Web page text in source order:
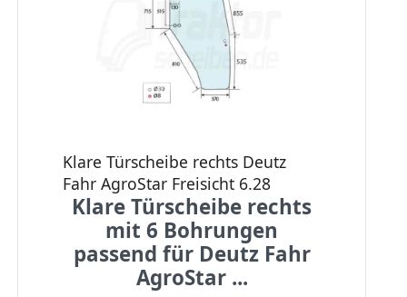
Klare Türscheibe rechts Deutz
Fahr AgroStar Freisicht 6.28
Klare Türscheibe rechts
mit 6 Bohrungen
passend für Deutz Fahr
AgroStar ...